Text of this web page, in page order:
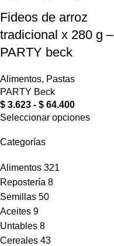
Categorías
Alimentos 321
Repostería 8
Semillas 50
Aceites 9
Untables 8
Cereales 43
Fideos de arroz
tradicional x 280 g –
PARTY beck
Alimentos, Pastas
PARTY Beck
$ 3.623 - $ 64.400
Seleccionar opciones